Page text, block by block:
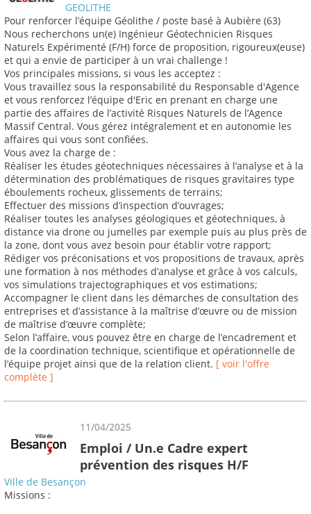
GEOLITHE
Pour renforcer l’équipe Géolithe / poste basé à Aubière (63)
Nous recherchons un(e) Ingénieur Géotechnicien Risques
Naturels Expérimenté (F/H) force de proposition, rigoureux(euse)
et qui a envie de participer à un vrai challenge !
Vos principales missions, si vous les acceptez :
Vous travaillez sous la responsabilité du Responsable d'Agence
et vous renforcez l’équipe d'Eric en prenant en charge une
partie des affaires de l’activité Risques Naturels de l’Agence
Massif Central. Vous gérez intégralement et en autonomie les
affaires qui vous sont confiées.
Vous avez la charge de :
Réaliser les études géotechniques nécessaires à l’analyse et à la
détermination des problématiques de risques gravitaires type
éboulements rocheux, glissements de terrains;
Effectuer des missions d’inspection d’ouvrages;
Réaliser toutes les analyses géologiques et géotechniques, à
distance via drone ou jumelles par exemple puis au plus près de
la zone, dont vous avez besoin pour établir votre rapport;
Rédiger vos préconisations et vos propositions de travaux, après
une formation à nos méthodes d’analyse et grâce à vos calculs,
vos simulations trajectographiques et vos estimations;
Accompagner le client dans les démarches de consultation des
entreprises et d’assistance à la maîtrise d’œuvre ou de mission
de maîtrise d’œuvre complète;
Selon l’affaire, vous pouvez être en charge de l’encadrement et
de la coordination technique, scientifique et opérationnelle de
l’équipe projet ainsi que de la relation client. [ voir l'offre
complète ]
11/04/2025
Emploi / Un.e Cadre expert
prévention des risques H/F
Ville de Besançon
Missions :